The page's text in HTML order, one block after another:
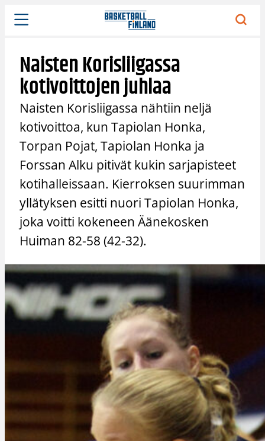
Siirry
sisältöön
Naisten Korisliigassa
kotivoittojen juhlaa
Naisten Korisliigassa nähtiin neljä
kotivoittoa, kun Tapiolan Honka,
Torpan Pojat, Tapiolan Honka ja
Forssan Alku pitivät kukin sarjapisteet
kotihalleissaan. Kierroksen suurimman
yllätyksen esitti nuori Tapiolan Honka,
joka voitti kokeneen Äänekosken
Huiman 82-58 (42-32).